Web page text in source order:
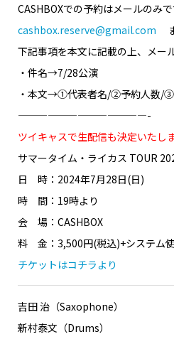
CASHBOXでの予約はメールのみで
cashbox.reserve@gmail.com
下記事項を本文に記載の上、メー
・件名→7/28公演
・本文→①代表者名/②予約人数/③
—————————————-
ツイキャスで生配信も決定いたし
サマータイム・ライカス TOUR
日 時：2024年7月28日(日)
時 間：19時より
会 場：CASHBOX
料 金：3,500円(税込)+システム
チケットはコチラより
吉田 治（Saxophone）
新村泰文（Drums）